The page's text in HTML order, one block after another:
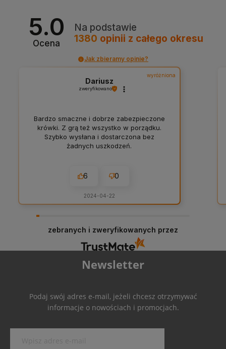
5.0
Ocena
Na podstawie
1380 opinii z całego okresu
Jak zbieramy opinie?
wyróżniona
Dariusz
zweryfikowano
Bardzo smaczne i dobrze zabezpieczone
krówki. Z grą też wszystko w porządku.
Szybko wysłana i dostarczona bez
żadnych uszkodzeń.
6 0
2024-04-22
zebranych i zweryfikowanych przez
Newsletter
Podaj swój adres e-mail, jeżeli chcesz otrzymywać
informacje o nowościach i promocjach.